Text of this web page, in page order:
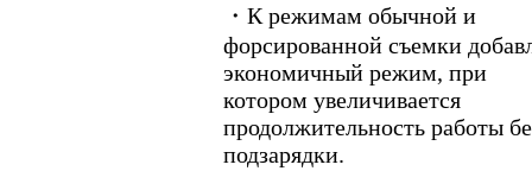
・К режимам обычной и
форсированной съемки
экономичный режим, при
котором увеличивается
продолжительность работы
подзарядки.